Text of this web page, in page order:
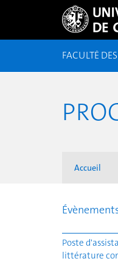
FACULTÉ
Accueil
Poste
littérature